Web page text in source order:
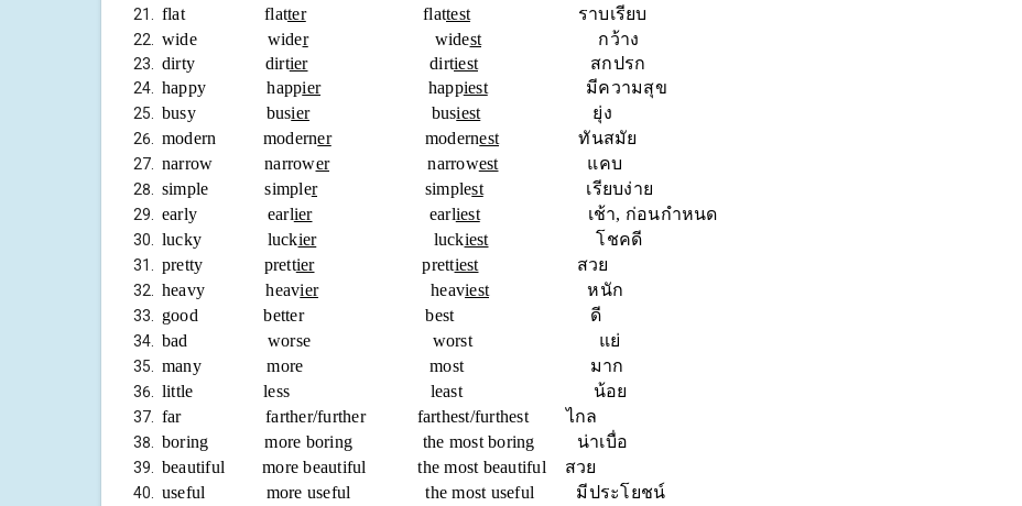
flat flatterflattest ราบเรียบ
wide widerwidest กว้าง
dirty dirtierdirtiest สกปรก
happy happierhappiestมีความสุข
busy busierbusiest ยุ่ง
modern modernermodernest ทันสมัย
narrow narrowernarrowest แคบ
simple simplersimplestเรียบง่าย
early earlierearliestเช้า, ก่อนกำหนด
lucky luckierluckiest โชคดี
pretty prettierprettiest สวย
heavy heavierheaviest หนัก
good better best ดี
bad worse worst แย่
many more most มาก
little less least น้อย
far farther/further farthest/furthest ไกล
boring more boring the most boring น่าเบื่อ
beautiful more beautiful the most beautiful สวย
useful more useful the most useful มีประโยชน์